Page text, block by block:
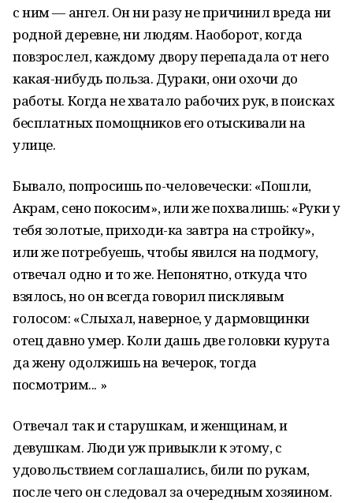
с ним — ангел. Он ни разу не причинил вреда ни
родной деревне, ни людям. Наоборот, когда
повзрослел, каждому двору перепадала от него
какая-нибудь польза. Дураки, они охочи до
работы. Когда не хватало рабочих рук, в поисках
бесплатных помощников его отыскивали на
улице.
Бывало, попросишь по-человечески: «Пошли,
Акрам, сено покосим», или же похвалишь: «Руки у
тебя золотые, приходи-ка завтра на стройку»,
или же потребуешь, чтобы явился на подмогу,
отвечал одно и то же. Непонятно, откуда что
взялось, но он всегда говорил писклявым
голосом: «Слыхал, наверное, у дармовщинки
отец давно умер. Коли дашь две головки курута
да жену одолжишь на вечерок, тогда
посмотрим... »
Отвечал так и старушкам, и женщинам, и
девушкам. Люди уж привыкли к этому, с
удовольствием соглашались, били по рукам,
после чего он следовал за очередным хозяином.